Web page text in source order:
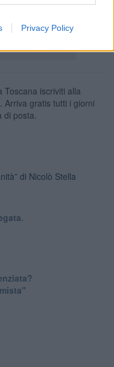
Privacy Policy
Toscana iscriviti alla
Arriva gratis tutti i giorni
posta.
di Nicolò Stella